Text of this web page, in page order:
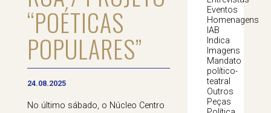
“POÉTICAS
POPULARES”
24.08.2025
No último sábado, o Núcleo Centro
Eventos
Homenagens
IAB
Indica
Imagens
Mandato
político-
teatral
Outros
Peças